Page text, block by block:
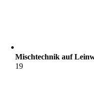
Mischtechnik auf
19